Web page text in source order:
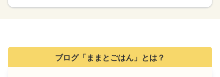
ブログ「ままとごはん」とは？